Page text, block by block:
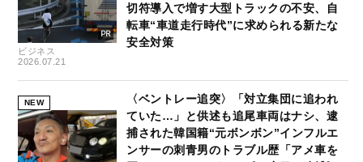
ビジネス
2026.07.21
切符導入で増す大型トラックの不安、自
転車“車道走行時代”に求められる新たな
安全対策
NEW
〈ベントレー追突〉「対立集団に追われ
ていた…」と供述も追尾車両はナシ、逮
捕された韓国籍“元ボンボン”インフルエ
ンサーの刺青男のトラブル歴「アメ車を